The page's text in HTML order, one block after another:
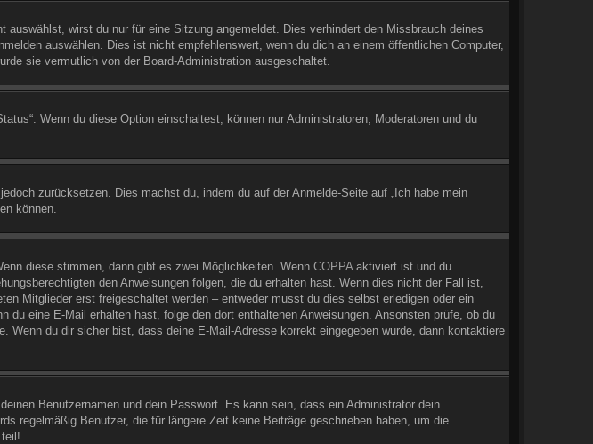
wirst du nur für eine Sitzung angemeldet. Dies verhindert den Missbrauch deines
auswählen. Dies ist nicht empfehlenswert, wenn du dich an einem öffentlichen Computer,
sie vermutlich von der Board-Administration ausgeschaltet.
Wenn du diese Option einschaltest, können nur Administratoren, Moderatoren und du
zurücksetzen. Dies machst du, indem du auf der Anmelde-Seite auf „Ich habe mein
können.
diese stimmen, dann gibt es zwei Möglichkeiten. Wenn COPPAaktiviert ist und du
den Anweisungen folgen, die du erhalten hast. Wenn dies nicht der Fall ist,
Mitglieder erst freigeschaltet werden – entweder musst du dies selbst erledigen oder ein
eine E-Mail erhalten hast, folge den dort enthaltenen Anweisungen. Ansonsten prüfe, ob du
du dir sicher bist, dass deine E-Mail-Adresse korrekt eingegeben wurde, dann kontaktiere
Benutzernamen und dein Passwort. Es kann sein, dass ein Administrator dein
regelmäßig Benutzer, die für längere Zeit keine Beiträge geschrieben haben, um die